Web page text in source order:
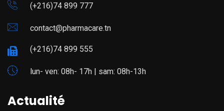
(+216)74 899 777
contact@pharmacare.tn
(+216)74 899 555
lun- ven: 08h- 17h | sam: 08h-13h
Actualité